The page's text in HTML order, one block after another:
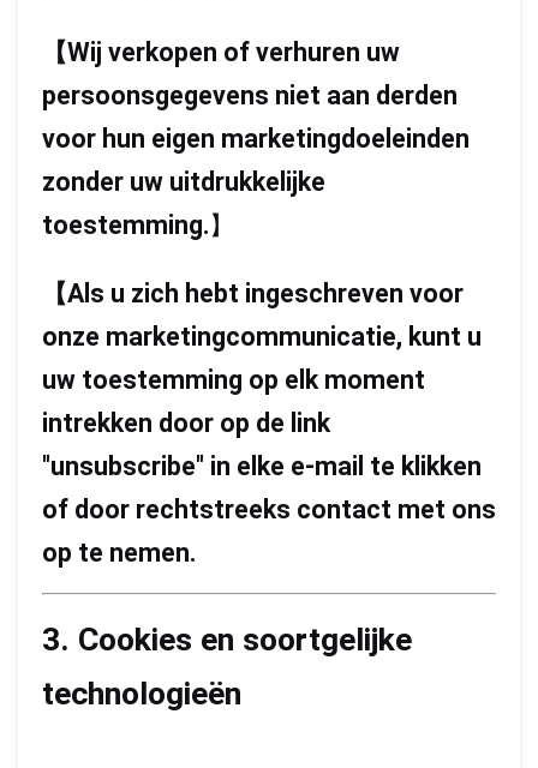
【Wij verkopen of verhuren uw
persoonsgegevens niet aan derden
voor hun eigen marketingdoeleinden
zonder uw uitdrukkelijke
toestemming.】
【Als u zich hebt ingeschreven voor
onze marketingcommunicatie, kunt u
uw toestemming op elk moment
intrekken door op de link
"unsubscribe" in elke e-mail te klikken
of door rechtstreeks contact met ons
op te nemen.
3. Cookies en soortgelijke
technologieën